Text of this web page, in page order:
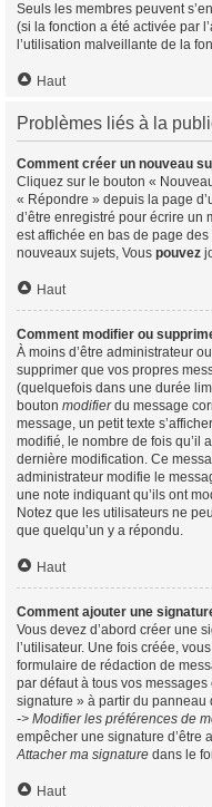
Seuls les membres peuvent
(si la fonction a été activée par
l’utilisation malveillante de la
Haut
Problèmes liés à la
Comment créer un nouveau
Cliquez sur le bouton «
« Répondre » depuis la page
d’être enregistré pour écrire
est affichée en bas de page
nouveaux sujets, Vous pouvez
Haut
Comment modifier ou
À moins d’être administrateur
supprimer que vos propres
(quelquefois dans une durée
bouton modifierdu message
message, un petit texte
modifié, le nombre de fois qu’il
dernière modification. Ce
administrateur modifie le
une note indiquant qu’ils ont
Notez que les utilisateurs ne
que quelqu’un y a répondu.
Haut
Comment ajouter une
Vous devez d’abord créer une
l’utilisateur. Une fois créée,
formulaire de rédaction de
par défaut à tous vos
signature » à partir du panneau
-> Modifier les préférences de
empêcher une signature d’être
Attacher ma signature dans le
Haut